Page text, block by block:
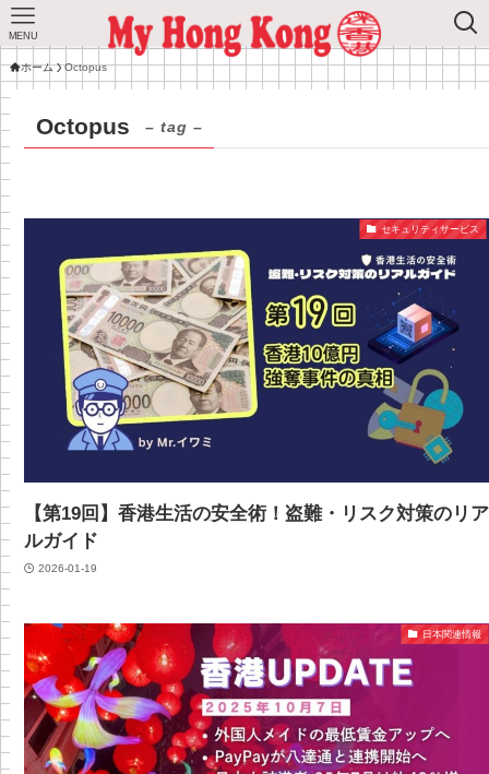
MENU
ホーム Octopus
Octopus – tag –
セキュリティサービス
【第19回】香港生活の安全術！盗難・リスク対策のリア
ルガイド
2026-01-19
日本関連情報